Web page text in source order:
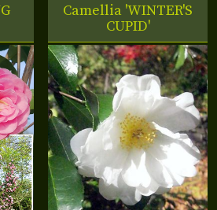
Camellia 'WINTER'S
CUPID'